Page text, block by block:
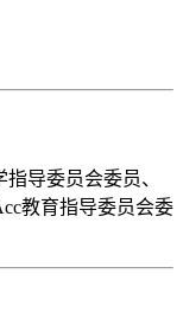
导委员会委员、
教育指导委员会委